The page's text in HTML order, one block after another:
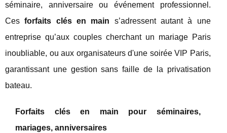
séminaire, anniversaire ou événement professionnel.
Cesforfaits clés en main s’adressent autant à une
entreprise qu’aux couples cherchant un mariage Paris
inoubliable, ou aux organisateurs d'une soirée VIP Paris,
garantissant une gestion sans faille de la privatisation
bateau.
Forfaits clés en main pour séminaires,
mariages, anniversaires